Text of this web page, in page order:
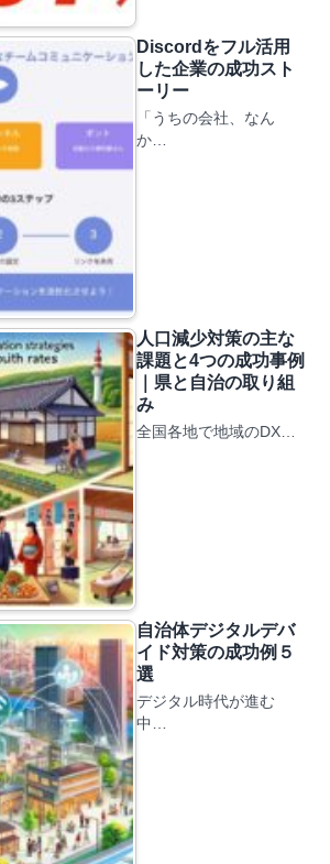
Discordをフル活用
した企業の成功スト
ーリー
「うちの会社、なん
か…
人口減少対策の主な
課題と4つの成功事例
｜県と自治の取り組
み
全国各地で地域のDX…
自治体デジタルデバ
イド対策の成功例５
選
デジタル時代が進む
中…